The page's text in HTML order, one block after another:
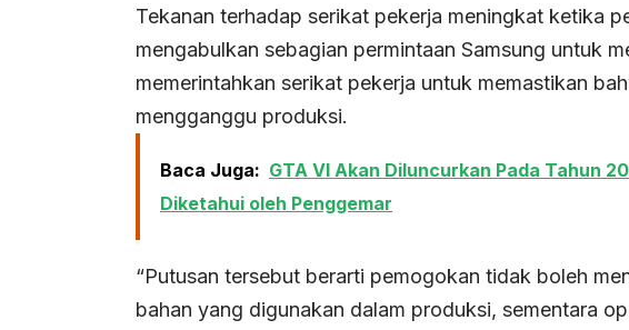
Tekanan terhadap serikat pekerja meningkat ketika
mengabulkan sebagian permintaan Samsung untuk
memerintahkan serikat pekerja untuk memastikan
mengganggu produksi.
Baca Juga: GTA VI Akan Diluncurkan Pada Tahun
Diketahui oleh Penggemar
“Putusan tersebut berarti pemogokan tidak boleh
bahan yang digunakan dalam produksi, sementara